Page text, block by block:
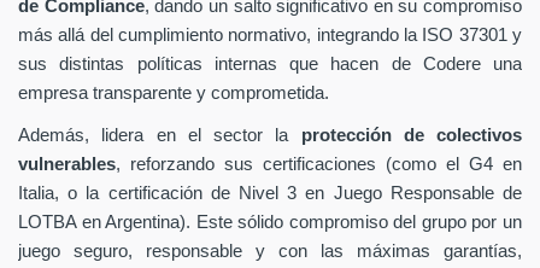
de Compliance, dando un salto significativo en su compromiso
más allá del cumplimiento normativo, integrando la ISO 37301 y
sus distintas políticas internas que hacen de Codere una
empresa transparente y comprometida.
Además, lidera en el sector la protección de colectivos
vulnerables, reforzando sus certificaciones (como el G4 en
Italia, o la certificación de Nivel 3 en Juego Responsable de
LOTBA en Argentina). Este sólido compromiso del grupo por un
juego seguro, responsable y con las máximas garantías,